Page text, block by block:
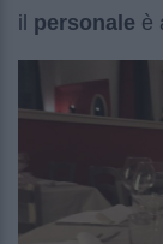
il personale è